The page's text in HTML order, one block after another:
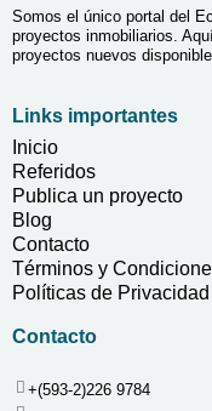
Somos el único portal del
proyectos inmobiliarios.
proyectos nuevos
Links importantes
Inicio
Referidos
Publica un proyecto
Blog
Contacto
Términos y
Políticas de Privacidad
Contacto
+(593-2)226 9784